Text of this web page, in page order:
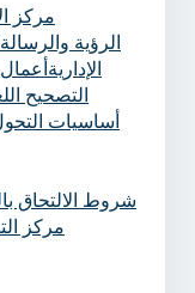
مركز
الرؤية والرسالة
الإداريةأعمال
التصحيح
أساسيات
شروط الالتحاق
مركز